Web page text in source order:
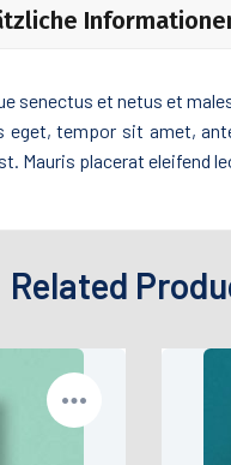
senectus et netus et
tempor sit amet,
Mauris placerat eleifend
Related